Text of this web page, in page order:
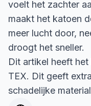
voelt het zachter
maakt het katoen
meer lucht door,
droogt het sneller.
Dit artikel heeft
TEX. Dit geeft
schadelijke